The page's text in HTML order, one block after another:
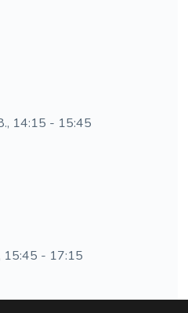
14:15 - 15:45
- 17:15